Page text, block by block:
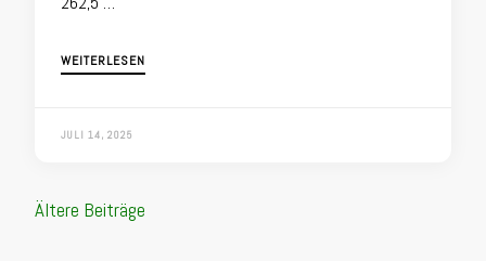
WEITERLESEN
JULI 14, 2025
Beitragsnavigation
Ältere Beiträge